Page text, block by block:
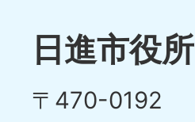
日進市役所
〒470-0192